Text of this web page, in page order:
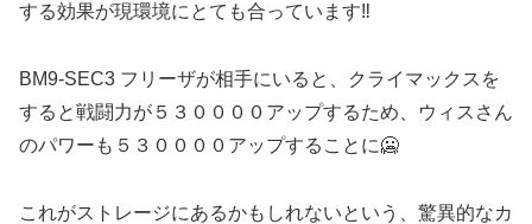
する効果が現環境にとても合っています‼️
BM9-SEC3 フリーザが相手にいると、クライマックスを
すると戦闘力が５３００００アップするため、ウィスさん
のパワーも５３００００アップすることに🥶
これがストレージにあるかもしれないという、驚異的なカ